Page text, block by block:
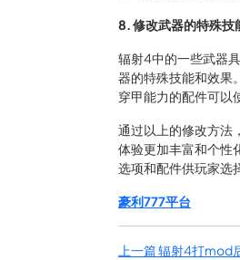
8. 修改武器的特殊技
辐射4中的一些武器
器的特殊技能和效果
穿甲能力的配件可以
通过以上的修改方法
体验更加丰富和个性
选项和配件供玩家选
豪利777平台
上一篇辐射4打mod